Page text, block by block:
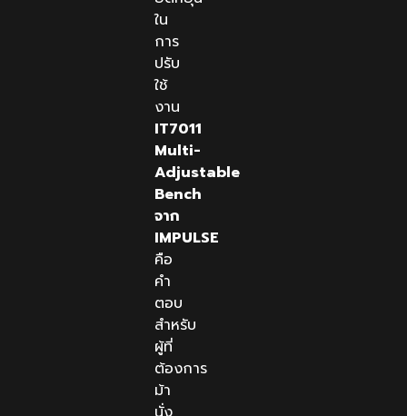
ใน
การ
ปรับ
ใช้
งาน
IT7011
Multi-
Adjustable
Bench
จาก
IMPULSE
คือ
คำ
ตอบ
สำหรับ
ผู้ที่
ต้องการ
ม้า